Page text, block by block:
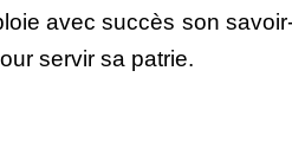
avec succès son
servir sa patrie.